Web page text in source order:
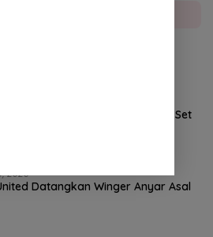
Maksimalkan Open Play dan Set
2026
Datangkan Winger Anyar Asal